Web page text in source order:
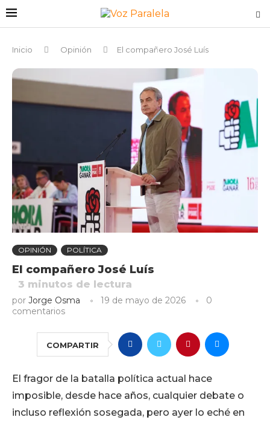
Inicio Opinión El compañero José Luís
OPINIÓN POLÍTICA
El compañero José Luís
3 minutos de lectura
por Jorge Osma 19 de mayo de 2026
0
comentarios
COMPARTIR
El fragor de la batalla política actual hace
imposible, desde hace años, cualquier debate o
incluso reflexión sosegada, pero ayer lo eché en